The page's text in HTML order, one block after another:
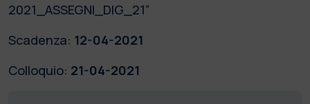
2021_ASSEGNI_DIG_21”
Scadenza: 12-04-2021
Colloquio: 21-04-2021